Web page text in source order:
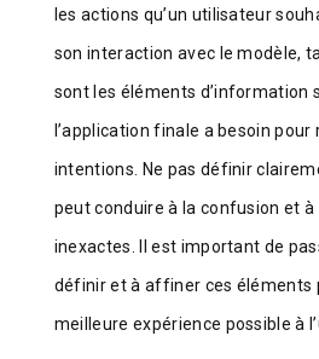
les actions qu’un utilisateur
son interaction avec le modèle,
sont les éléments d’information
l’application finale a besoin pour
intentions. Ne pas définir
peut conduire à la confusion et à
inexactes. Il est important de
définir et à affiner ces éléments
meilleure expérience possible à